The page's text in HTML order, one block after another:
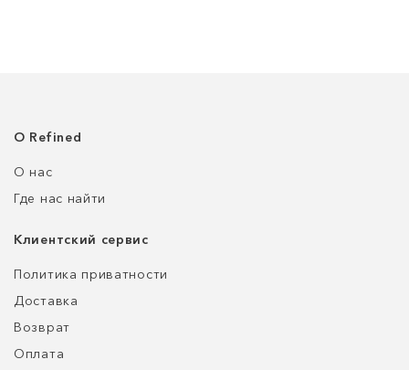
О Refined
О нас
Где нас найти
Клиентский сервис
Политика приватности
Доставка
Возврат
Оплата